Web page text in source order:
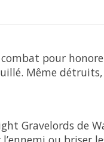
pour
Même
Gravelords de